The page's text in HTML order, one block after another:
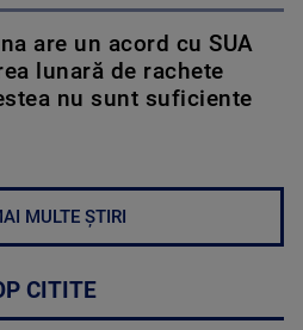
are un acord cu SUA
lunară de rachete
nu sunt suficiente
MULTE ȘTIRI
CITITE